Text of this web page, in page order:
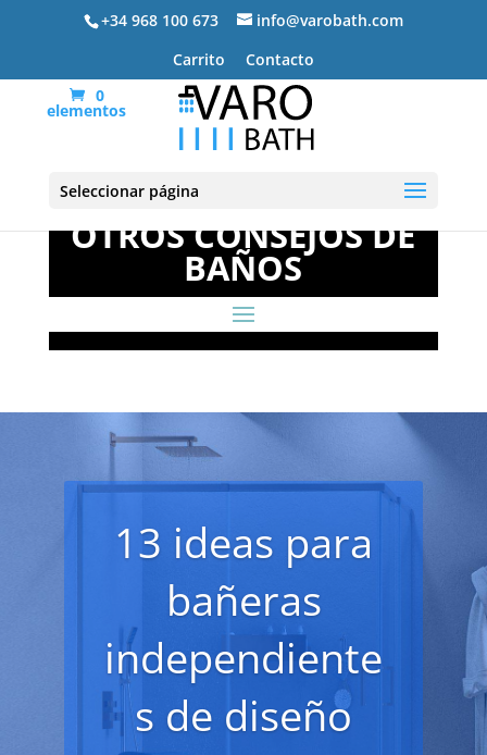
+34 968 100 673
info@varobath.com
Carrito
Contacto
0
elementos
Seleccionar página
OTROS CONSEJOS DE
BAÑOS
13 ideas para
bañeras
independiente
s de diseño